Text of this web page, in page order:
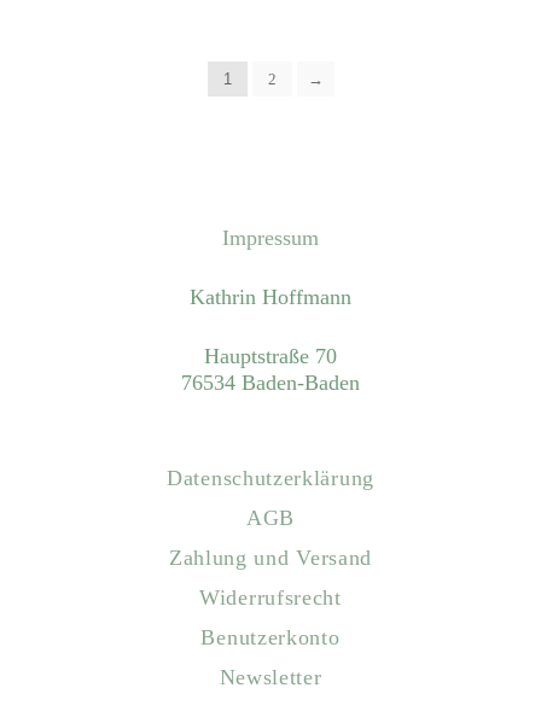
1 2 →
Impressum
Kathrin Hoffmann
Hauptstraße 70
76534 Baden-Baden
Datenschutzerklärung
AGB
Zahlung und Versand
Widerrufsrecht
Benutzerkonto
Newsletter